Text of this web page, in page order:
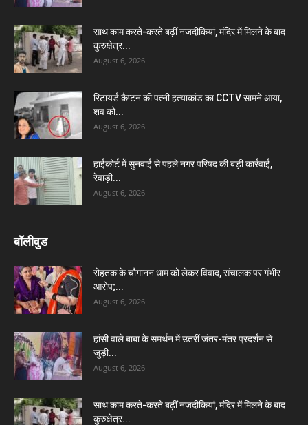
साथ काम करते-करते बढ़ीं नजदीकियां, मंदिर में मिलने के बाद
कुरुक्षेत्र...
August 6, 2026
रिटायर्ड कैप्टन की पत्नी हत्याकांड का CCTV सामने आया,
शव को...
August 6, 2026
हाईकोर्ट में सुनवाई से पहले नगर परिषद की बड़ी कार्रवाई,
रेवाड़ी...
August 6, 2026
बॉलीवुड
रोहतक के चौगानन धाम को लेकर विवाद, संचालक पर गंभीर
आरोप;...
August 6, 2026
हांसी वाले बाबा के समर्थन में उतरीं जंतर-मंतर प्रदर्शन से
जुड़ी...
August 6, 2026
साथ काम करते-करते बढ़ीं नजदीकियां, मंदिर में मिलने के बाद
कुरुक्षेत्र...